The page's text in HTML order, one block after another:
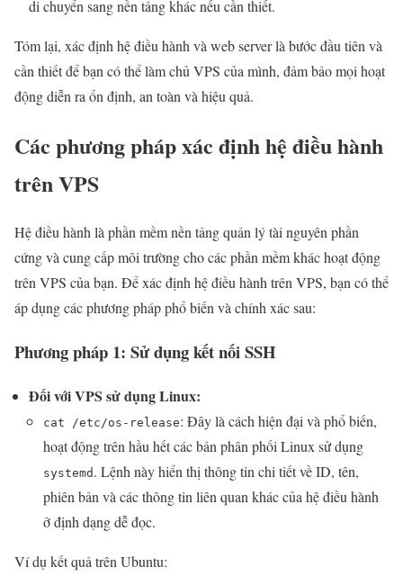
di chuyển sang nền tảng khác nếu cần thiết.
Tóm lại, xác định hệ điều hành và web server là bước đầu tiên và
cần thiết để bạn có thể làm chủ VPS của mình, đảm bảo mọi hoạt
động diễn ra ổn định, an toàn và hiệu quả.
Các phương pháp xác định hệ điều hành
trên VPS
Hệ điều hành là phần mềm nền tảng quản lý tài nguyên phần
cứng và cung cấp môi trường cho các phần mềm khác hoạt động
trên VPS của bạn. Để xác định hệ điều hành trên VPS, bạn có thể
áp dụng các phương pháp phổ biến và chính xác sau:
Phương pháp 1: Sử dụng kết nối SSH
Đối với VPS sử dụng Linux:
cat /etc/os-release: Đây là cách hiện đại và phổ biến,
hoạt động trên hầu hết các bản phân phối Linux sử dụng
systemd . Lệnh này hiển thị thông tin chi tiết về ID, tên,
phiên bản và các thông tin liên quan khác của hệ điều hành
ở định dạng dễ đọc.
Ví dụ kết quả trên Ubuntu: